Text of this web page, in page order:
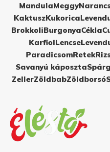
MandulaMeggy
KaktuszKukorica
BrokkoliBurgonyaCékla
KarfiolLencse
ParadicsomRetek
Savanyú káposzta
ZellerZöldbabZöldborsó